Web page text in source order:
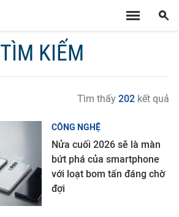
TÌM KIẾM
Tìm thấy 202 kết quả
CÔNG NGHỆ
Nửa cuối 2026 sẽ là màn
bứt phá của smartphone
với loạt bom tấn đáng chờ
đợi